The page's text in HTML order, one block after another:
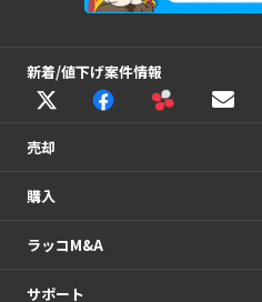
新着/値下げ案件情報
売却
購入
ラッコM&A
サポート